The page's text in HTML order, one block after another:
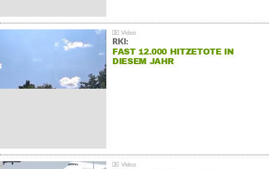
RKI:
FAST 12.000 HITZETOTE IN
DIESEM JAHR